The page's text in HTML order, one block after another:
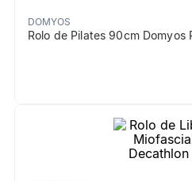
DOMYOS
Rolo de Pilates 90cm Domyos